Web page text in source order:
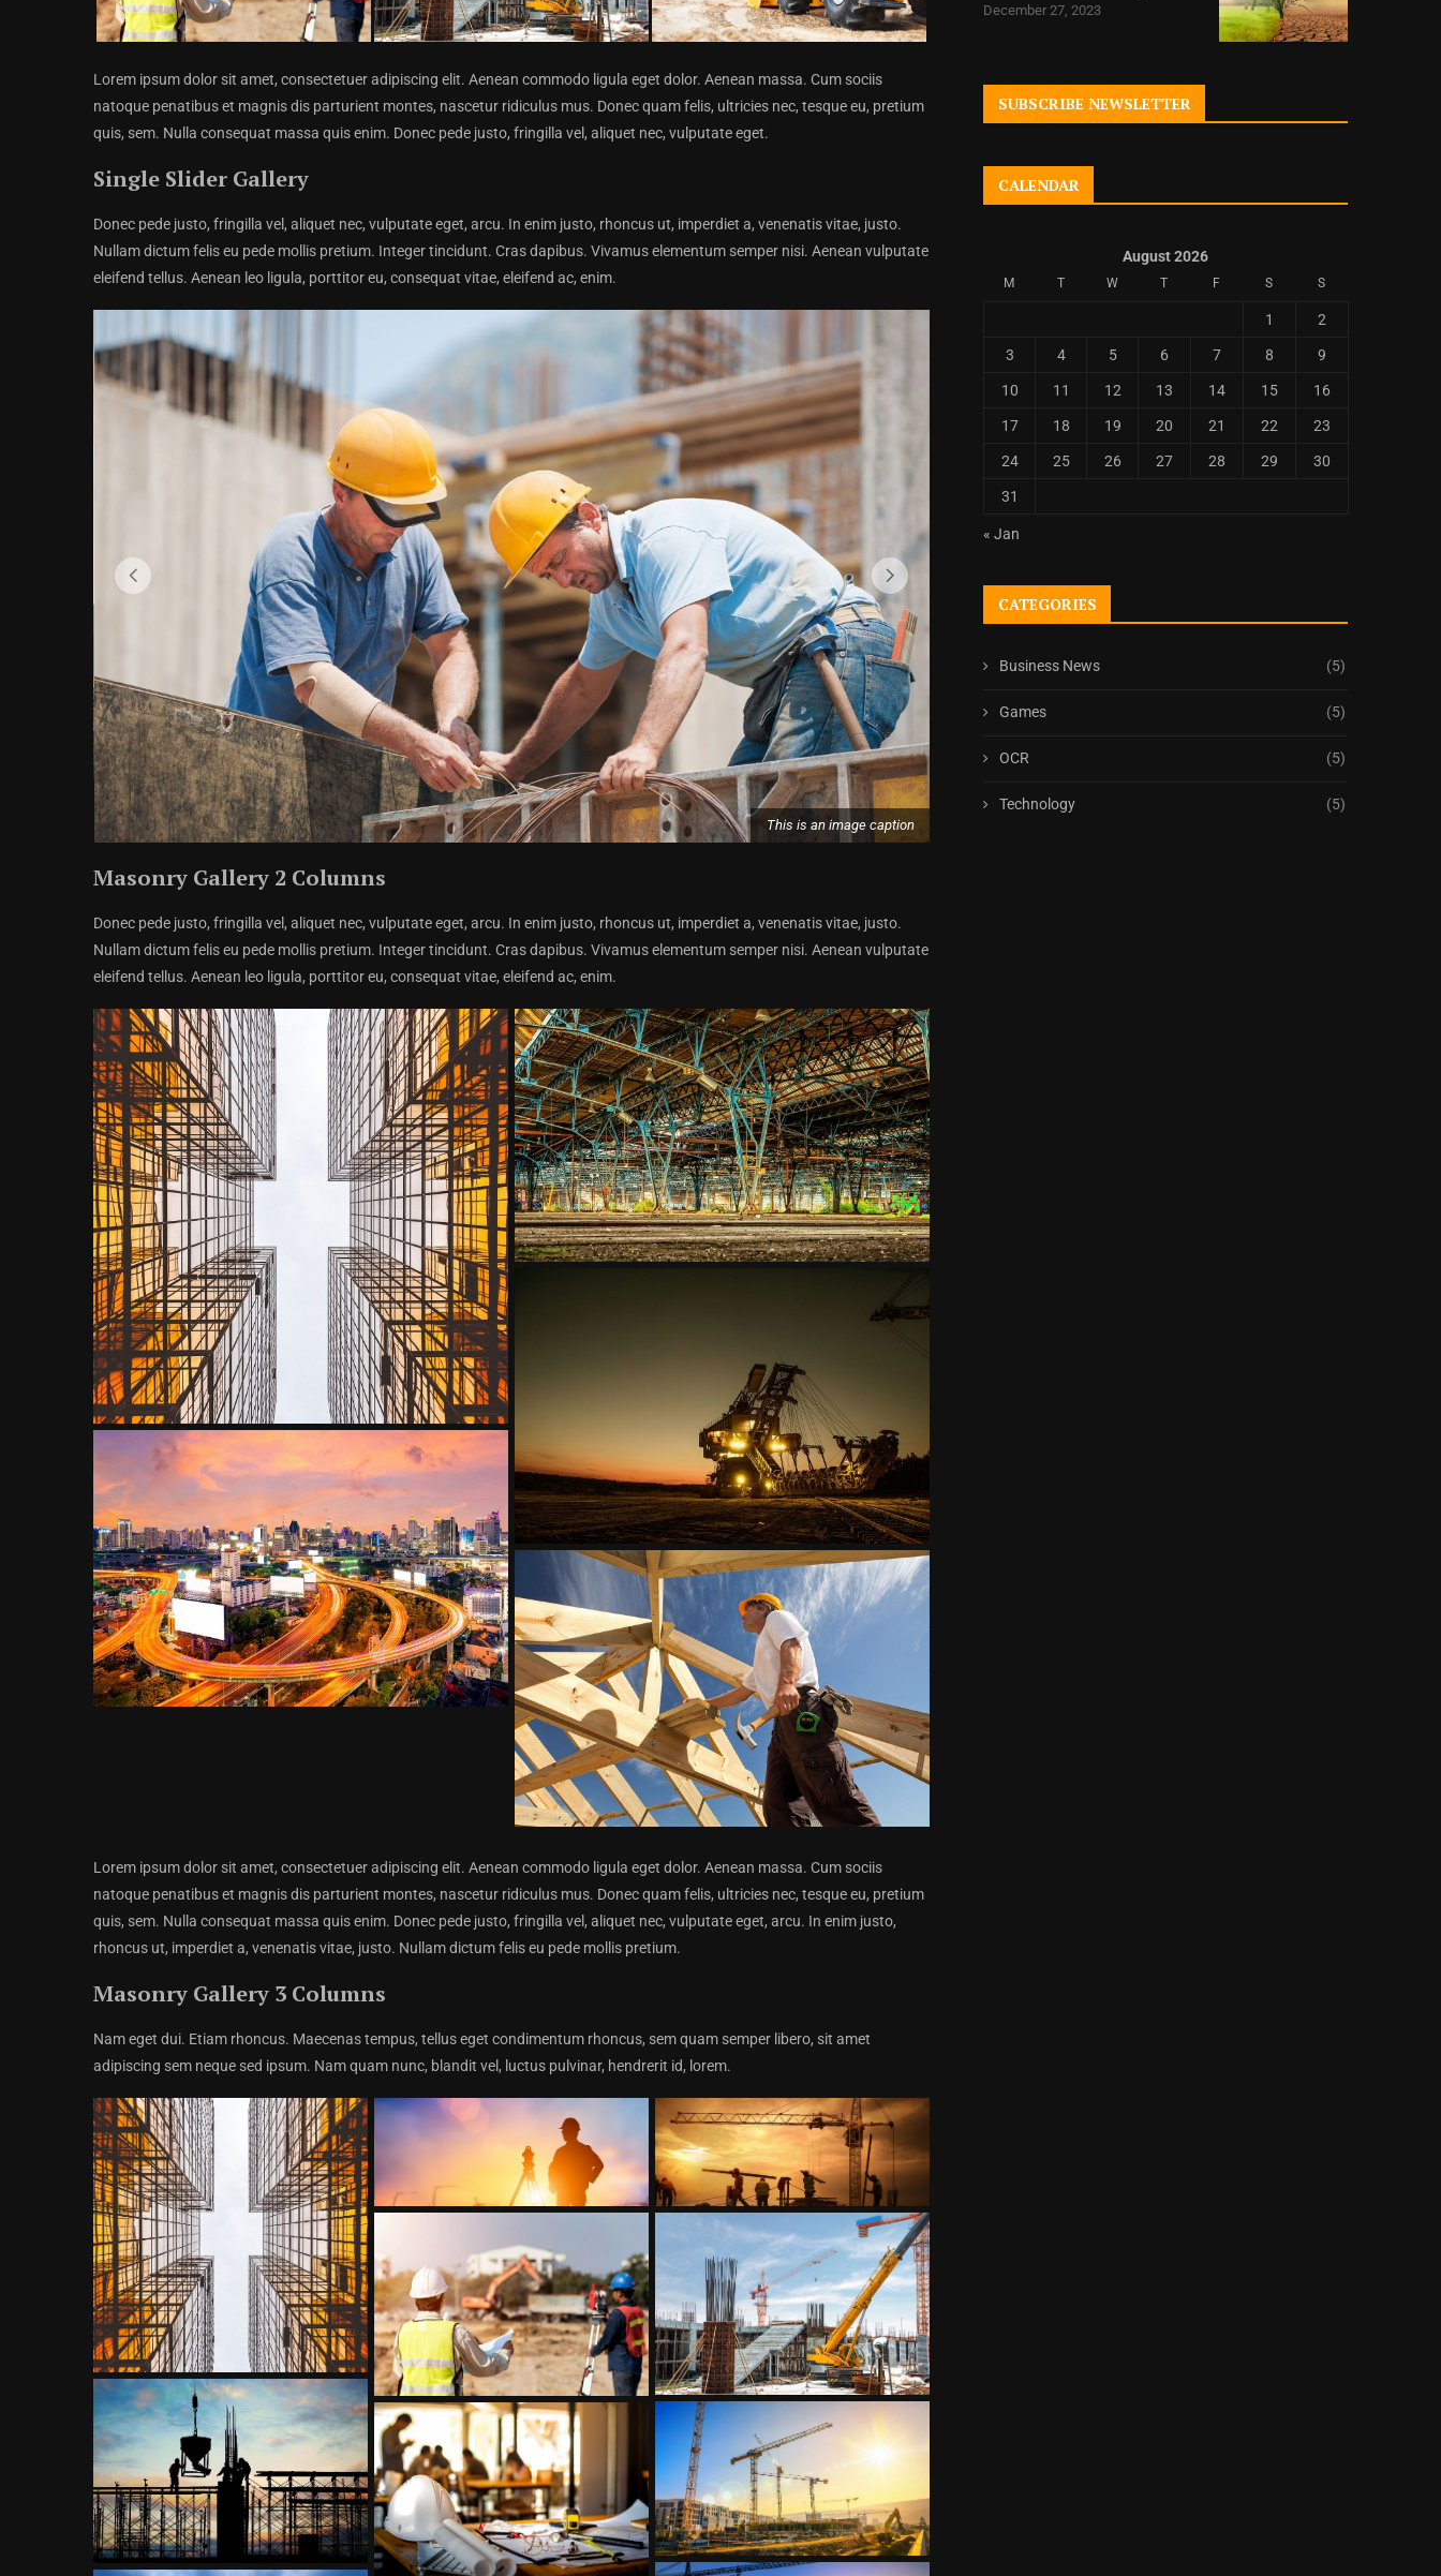
Lorem ipsum dolor sit amet, consectetuer adipiscing elit. Aenean commodo ligula eget dolor. Aenean massa. Cum sociis
natoque penatibus et magnis dis parturient montes, nascetur ridiculus mus. Donec quam felis, ultricies nec, tesque eu, pretium
quis, sem. Nulla consequat massa quis enim. Donec pede justo, fringilla vel, aliquet nec, vulputate eget.
Single Slider Gallery
Donec pede justo, fringilla vel, aliquet nec, vulputate eget, arcu. In enim justo, rhoncus ut, imperdiet a, venenatis vitae, justo.
Nullam dictum felis eu pede mollis pretium. Integer tincidunt. Cras dapibus. Vivamus elementum semper nisi. Aenean vulputate
eleifend tellus. Aenean leo ligula, porttitor eu, consequat vitae, eleifend ac, enim.
Donec pede justo, fringilla vel, aliquet nec, vulputate eget, arcu. In enim justo, rhoncus ut, imperdiet a, venenatis vitae, justo.
Nullam dictum felis eu pede mollis pretium. Integer tincidunt. Cras dapibus. Vivamus elementum semper nisi. Aenean vulputate
Lorem ipsum dolor sit amet, consectetuer adipiscing elit. Aenean commodo ligula eget dolor. Aenean massa. Cum sociis
natoque penatibus et magnis dis parturient montes, nascetur ridiculus mus. Donec quam felis, ultricies nec, tesque eu, pretium
quis, sem. Nulla consequat massa quis enim. Donec pede justo, fringilla vel, aliquet nec, vulputate eget, arcu. In enim justo,
Nam eget dui. Etiam rhoncus. Maecenas tempus, tellus eget condimentum rhoncus, sem quam semper libero, sit amet
December 27, 2023
SUBSCRIBE NEWSLETTER
CALENDAR
August 2026
M T W T F S S
1 2
3 4 5 6 7 8 9
10 11 12 13 14 15 16
17 18 19 20 21 22 23
24 25 26 27 28 29 30
31
« Jan
CATEGORIES
Business News (5)
Games (5)
OCR (5)
Technology (5)